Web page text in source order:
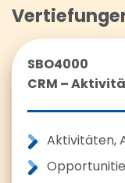
SBO4000
CRM –
Aktivitäten,